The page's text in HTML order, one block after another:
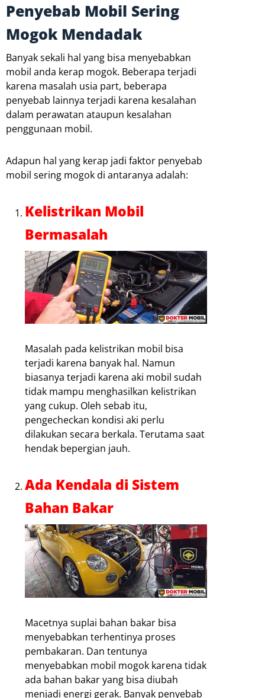
Penyebab Mobil Sering
Mogok Mendadak
Banyak sekali hal yang bisa menyebabkan
mobil anda kerap mogok. Beberapa terjadi
karena masalah usia part, beberapa
penyebab lainnya terjadi karena kesalahan
dalam perawatan ataupun kesalahan
penggunaan mobil.
Adapun hal yang kerap jadi faktor penyebab
mobil sering mogok di antaranya adalah:
Kelistrikan Mobil
Bermasalah
Masalah pada kelistrikan mobil bisa
terjadi karena banyak hal. Namun
biasanya terjadi karena aki mobil sudah
tidak mampu menghasilkan kelistrikan
yang cukup. Oleh sebab itu,
pengecheckan kondisi aki perlu
dilakukan secara berkala. Terutama saat
hendak bepergian jauh.
Ada Kendala di Sistem
Bahan Bakar
Macetnya suplai bahan bakar bisa
menyebabkan terhentinya proses
pembakaran. Dan tentunya
menyebabkan mobil mogok karena tidak
ada bahan bakar yang bisa diubah
menjadi energi gerak. Banyak penyebab